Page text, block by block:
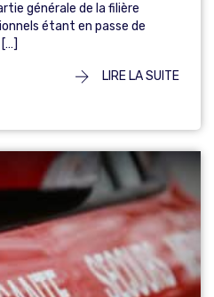
générale de la filière
étant en passe de
[…]
LIRE LA SUITE